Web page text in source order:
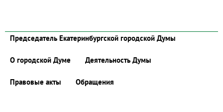
Председатель Екатеринбургской городской Думы
О городской Думе Деятельность Думы
Правовые акты Обращения